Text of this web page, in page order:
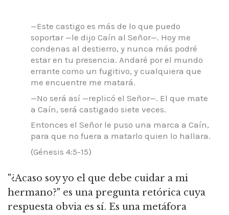
—Este castigo es más de lo que puedo
soportar —le dijo Caín al Señor—. Hoy me
condenas al destierro, y nunca más podré
estar en tu presencia. Andaré por el mundo
errante como un fugitivo, y cualquiera que
me encuentre me matará.
—No será así —replicó el Señor—. El que mate
a Caín, será castigado siete veces.
Entonces el Señor le puso una marca a Caín,
para que no fuera a matarlo quien lo hallara.
(Génesis 4:5-15)
"¿Acaso soy yo el que debe cuidar a mi
hermano?" es una pregunta retórica cuya
respuesta obvia es sí. Es una metáfora